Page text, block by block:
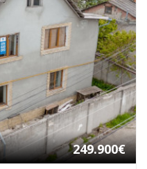
249.900€